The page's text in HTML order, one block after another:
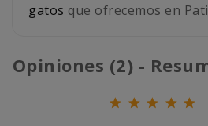
gatos que ofrecemos en
Opiniones (2) -